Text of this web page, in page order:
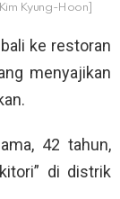
Kyung-Hoon]
ke restoran
menyajikan
42 tahun,
di distrik